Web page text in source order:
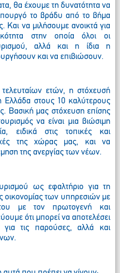
θα έχουμε τη δυνατότητα να
το βράδυ από το βήμα
Και να μιλήσουμε ανοικτά για
στην οποία όλοι οι
αλλά και η ίδια η
και να επιβιώσουν.
ετών, η στόχευσή
Ελλάδα στους 10 καλύτερους
Βασική μας στόχευση επίσης
να είναι μια βιώσιμη
ειδικά στις τοπικές και
της χώρας μας, και να
της ανεργίας των νέων.
ως εφαλτήριο για τη
οικονομίας των υπηρεσιών με
με τον πρωτογενή και
ότι μπορεί να αποτελέσει
για τις παρούσες, αλλά και